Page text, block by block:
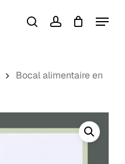
searchaccount
Menu
Close
Bocal alimentaire en